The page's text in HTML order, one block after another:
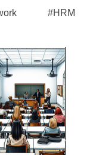
#HRM